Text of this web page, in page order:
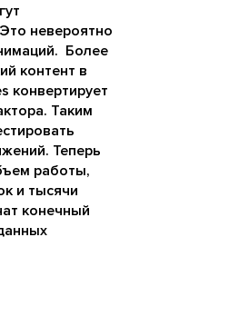
невероятно
Более
контент в
конвертирует
Таким
Теперь
работы,
и тысячи
конечный